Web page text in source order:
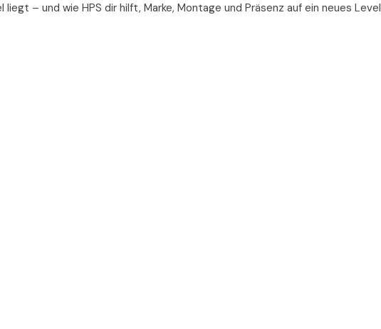
– und wie HPS dir hilft, Marke, Montage und Präsenz auf ein neues